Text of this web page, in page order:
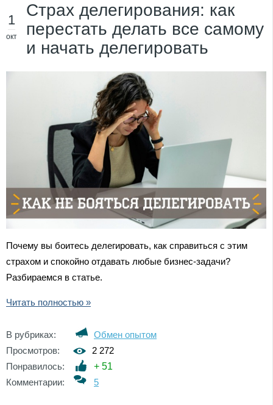
1
окт
Страх делегирования: как
перестать делать все самому
и начать делегировать
Почему вы боитесь делегировать, как справиться с этим
страхом и спокойно отдавать любые бизнес-задачи?
Разбираемся в статье.
Читать полностью »
В рубриках:
Обмен опытом
Просмотров:
2 272
Понравилось:
+ 51
Комментарии:
5